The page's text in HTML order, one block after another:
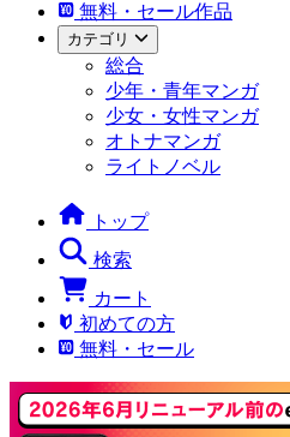
無料・セール作品
カテゴリ
総合
少年・青年マンガ
少女・女性マンガ
オトナマンガ
ライトノベル
トップ
検索
カート
初めての方
無料・セール